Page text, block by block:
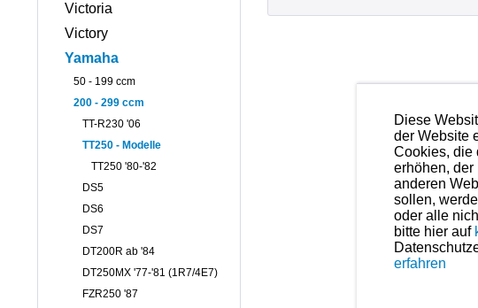
Victoria
Victory
Yamaha
50 - 199 ccm
200 - 299 ccm
TT-R230 '06
TT250 - Modelle
TT250 '80-'82
DS5
DS6
DS7
DT200R ab '84
DT250MX '77-'81 (1R7/4E7)
FZR250 '87
Diese
der Website
Cookies, die
erhöhen,
anderen
sollen,
oder alle
bitte hier auf
erfahren